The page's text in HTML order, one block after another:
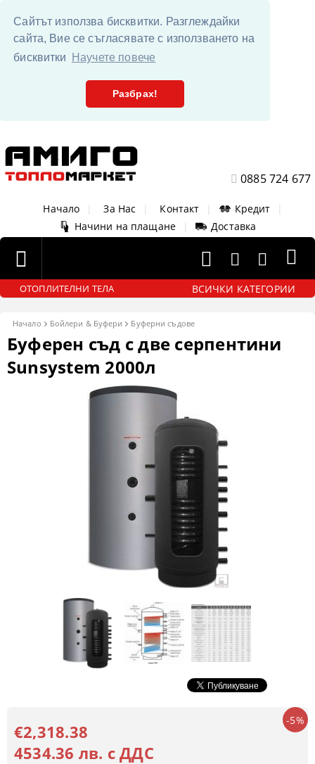
Сайтът използва бисквитки. Разглеждайки
сайта, Вие се съгласявате с използването на
бисквитки
Научете повече
Разбрах!
0885 724 677
Начало За Нас Контакт Кредит
Начини на плащане
Доставка
ОТОПЛИТЕЛНИ ТЕЛА ВСИЧКИ КАТЕГОРИИ
Начало Бойлери & Буфери Буферни съдове
Буферен съд с две серпентини
Sunsystem 2000л
-5%
€2,318.38
4534.36 лв. с ДДС